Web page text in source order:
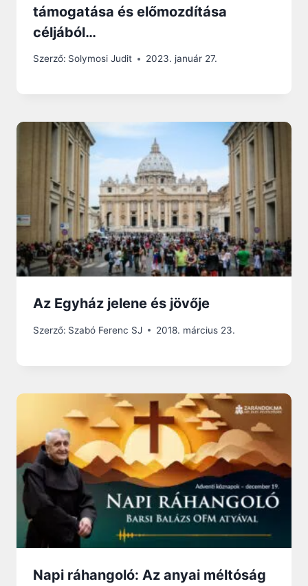
támogatása és előmozdítása
céljából…
Szerző: Solymosi Judit 2023. január 27.
Az Egyház jelene és jövője
Szerző: Szabó Ferenc SJ 2018. március 23.
Napi ráhangoló: Az anyai méltóság